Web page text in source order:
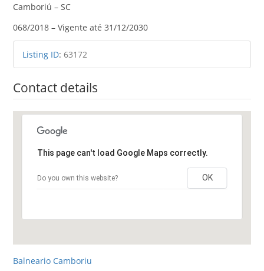
Camboriú – SC
068/2018 – Vigente até 31/12/2030
Listing ID:63172
Contact details
This page can't load Google Maps correctly.
Do you own this website? OK
Balneario Camboriu